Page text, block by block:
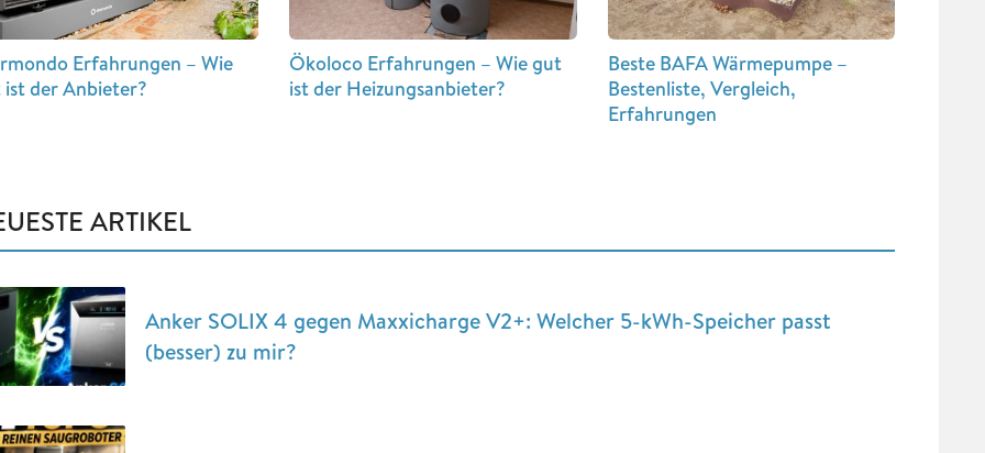
Erfahrungen – Wie
der Anbieter?
Ökoloco Erfahrungen – Wie gut
ist der Heizungsanbieter?
Beste BAFA Wärmepumpe –
Bestenliste, Vergleich,
Erfahrungen
ARTIKEL
Anker SOLIX 4 gegen Maxxicharge V2+: Welcher 5-kWh-Speicher passt
(besser) zu mir?